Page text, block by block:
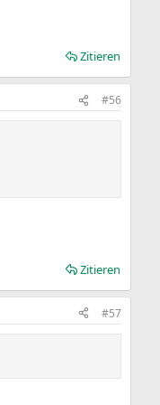
Zitieren
#56
Zitieren
#57